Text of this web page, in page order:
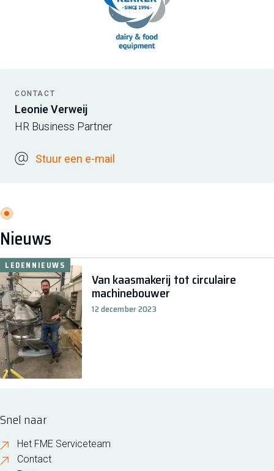
CONTACT
Leonie Verweij
HR Business Partner
Stuur een e-mail
Nieuws
Van kaasmakerij tot circulaire
machinebouwer
12 december 2023
LEDENNIEUWS
Snel naar
Het FME Serviceteam
Contact